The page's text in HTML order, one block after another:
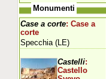
Monumenti
Case a corte: Case a
corte
Specchia (LE)
Castelli:
Castello